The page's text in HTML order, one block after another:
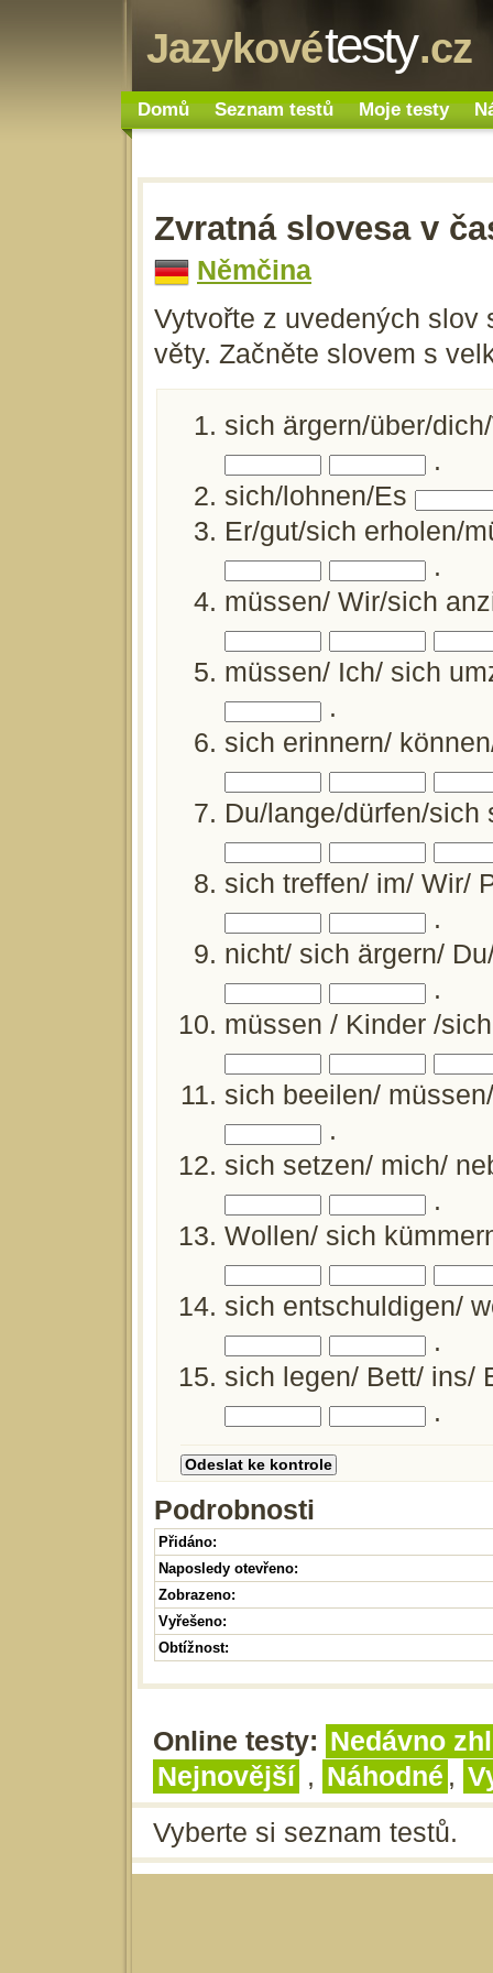
Jazykovétesty.cz
Domů Seznam testů Moje testy
Zvratná slovesa v
Němčina
Vytvořte z uvedených slov
věty. Začněte slovem s
sich ärgern/über/
.
sich/lohnen/Es
Er/gut/sich erholen/
.
müssen/ Wir/sich
müssen/ Ich/ sich
.
sich erinnern/
Du/lange/dürfen/
sich treffen/ im/ Wir/
.
nicht/ sich ärgern/
.
müssen / Kinder /
sich beeilen/
.
sich setzen/ mich/
.
Wollen/ sich
sich entschuldigen/
.
sich legen/ Bett/ ins/
.
Podrobnosti
Přidáno:
Naposledy otevřeno:
Zobrazeno:
Vyřešeno:
Obtížnost:
Online testy: Nedávno
Nejnovější , Náhodné ,
Vyberte si seznam testů.